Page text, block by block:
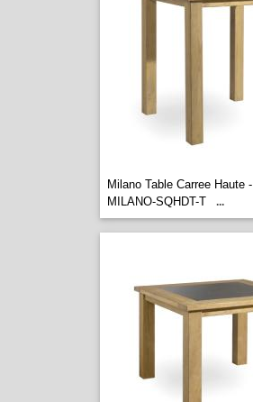
Milano Table Carree Haute -
MILANO-SQHDT-T
...